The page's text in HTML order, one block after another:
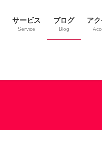
サービス
Service
ブログ
Blog
ア